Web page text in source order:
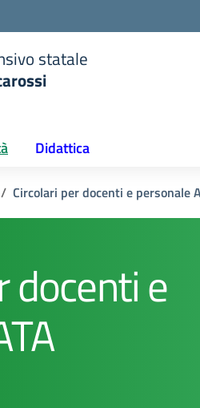
statale
Didattica
Circolari per docenti e personale
docenti e